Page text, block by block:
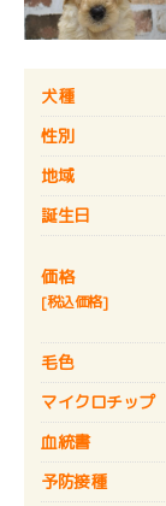
犬種
性別
地域
誕生日
価格
[税込価格]
毛色
マイクロチップ
血統書
予防接種